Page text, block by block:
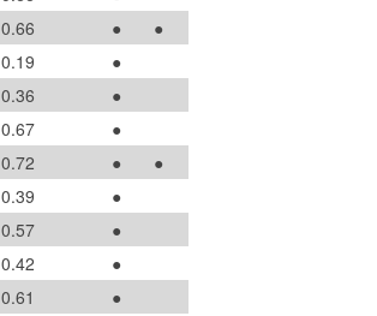
0.66 ●
●
0.19
●
0.36
●
0.67
●
0.72 ●
●
0.39
●
0.57
●
0.42
●
0.61
●